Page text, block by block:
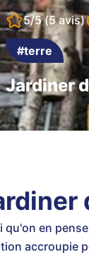
5/5(5 avis)
#terre
Jardiner
qu'on en
accroupie